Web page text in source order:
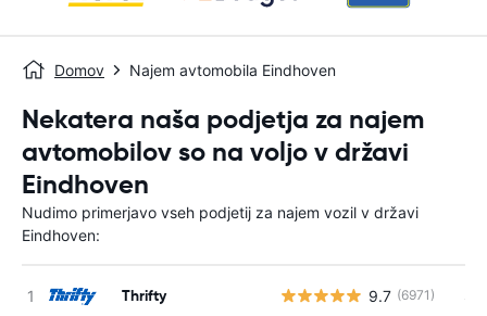
Domov Najem avtomobila Eindhoven
Nekatera naša podjetja za najem
avtomobilov so na voljo v državi
Eindhoven
Nudimo primerjavo vseh podjetij za najem vozil v državi
Eindhoven:
Thrifty 9.7 (6971)